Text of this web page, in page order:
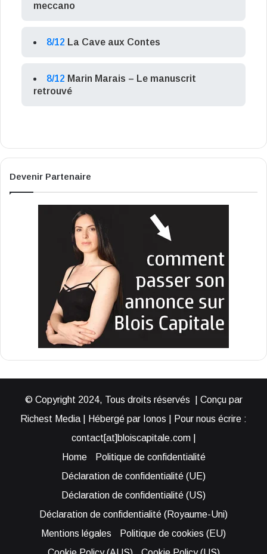
meccano
8/12 La Cave aux Contes
8/12 Marin Marais – Le manuscrit
retrouvé
Devenir Partenaire
© Copyright 2024, Tous droits réservés | Conçu par
Richest Media | Hébergé par Ionos | Pour nous écrire :
contact[at]bloiscapitale.com |
Home
Politique de confidentialité
Déclaration de confidentialité (UE)
Déclaration de confidentialité (US)
Déclaration de confidentialité (Royaume-Uni)
Mentions légales
Politique de cookies (EU)